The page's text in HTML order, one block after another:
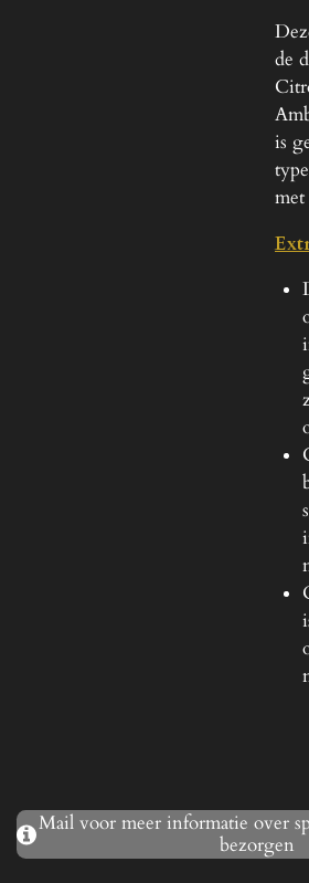
de
is
Mail voor meer informatie over
bezorgen